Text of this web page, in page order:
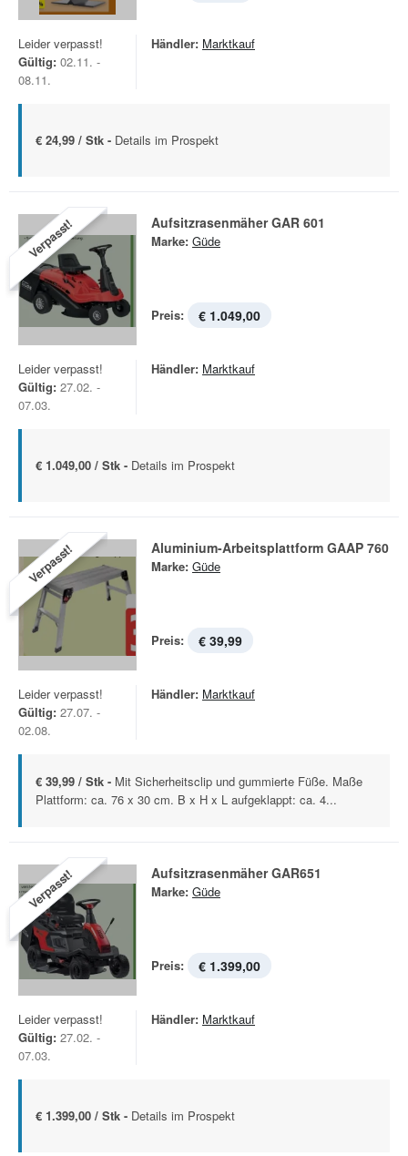
Leider verpasst!
Gültig: 02.11. -
08.11.
Händler: Marktkauf
€ 24,99 / Stk - Details im Prospekt
Verpasst! Aufsitzrasenmäher GAR 601
Marke: Güde
Preis: € 1.049,00
Leider verpasst!
Gültig: 27.02. -
07.03.
Händler: Marktkauf
€ 1.049,00 / Stk - Details im Prospekt
Verpasst! Aluminium-Arbeitsplattform GAAP 760
Marke: Güde
Preis: € 39,99
Leider verpasst!
Gültig: 27.07. -
02.08.
Händler: Marktkauf
€ 39,99 / Stk - Mit Sicherheitsclip und gummierte Füße. Maße
Plattform: ca. 76 x 30 cm. B x H x L aufgeklappt: ca. 4...
Verpasst! Aufsitzrasenmäher GAR651
Marke: Güde
Preis: € 1.399,00
Leider verpasst!
Gültig: 27.02. -
07.03.
Händler: Marktkauf
€ 1.399,00 / Stk - Details im Prospekt